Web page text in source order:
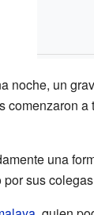
noche, un
una
sus